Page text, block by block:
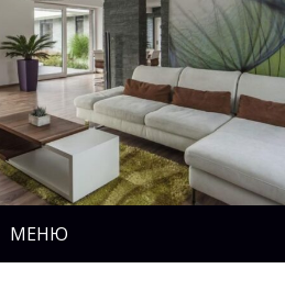
МЕНЮ